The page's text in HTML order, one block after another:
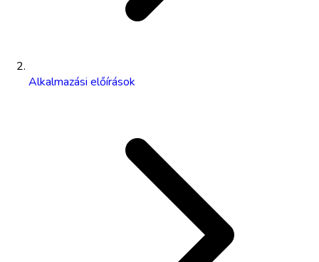
Alkalmazási előírások